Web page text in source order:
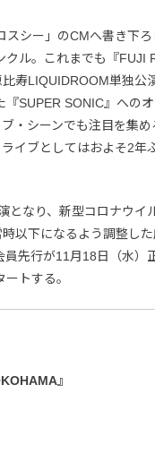
スシー」のCMへ書き下
ル。これまでも『FUJI
寿LIQUIDROOM単独公
SUPER SONIC』への
・シーンでも注目を集め
イブとしてはおよそ2年
となり、新型コロナウイ
以下になるよう調整し
先行が11月18日（水）
トする。
』